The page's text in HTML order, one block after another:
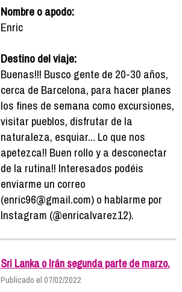
Nombre o apodo:
Enric
Destino del viaje:
Buenas!!! Busco gente de 20-30 años,
cerca de Barcelona, para hacer planes
los fines de semana como excursiones,
visitar pueblos, disfrutar de la
naturaleza, esquiar... Lo que nos
apetezca!! Buen rollo y a desconectar
de la rutina!! Interesados podéis
enviarme un correo
(enric96@gmail.com) o hablarme por
Instagram (@enricalvarez12).
Sri Lanka o Irán segunda parte de marzo.
Publicado el 07/02/2022